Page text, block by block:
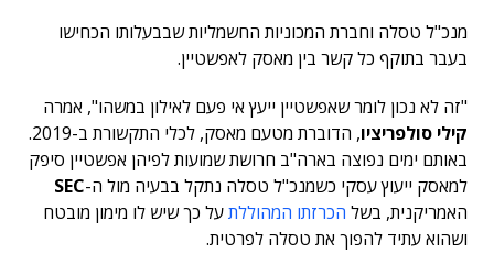
מנכ"ל טסלה וחברת המכוניות החשמליות שבבעלותו הכחישו
בעבר בתוקף כל קשר בין מאסק לאפשטיין.
"זה לא נכון לומר שאפשטיין ייעץ אי פעם לאילון במשהו", אמרה
קילי סולפריציו
, הדוברת מטעם מאסק, לכלי התקשורת ב-2019.
באותם ימים נפוצה בארה"ב חרושת שמועות לפיהן אפשטיין סיפק
למאסק ייעוץ עסקי כשמנכ"ל טסלה נתקל בבעיה מול ה-SEC
האמריקנית, בשל הכרזתו המהוללתעל כך שיש לו מימון מובטח
ושהוא עתיד להפוך את טסלה לפרטית.